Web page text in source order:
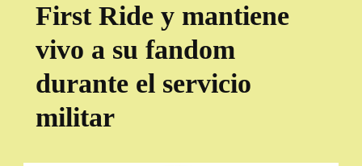
First Ride y mantiene
vivo a su fandom
durante el servicio
militar